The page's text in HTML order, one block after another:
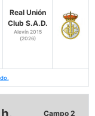
Real Unión
Club S.A.D.
Alevín 2015
(2026)
Campo 2